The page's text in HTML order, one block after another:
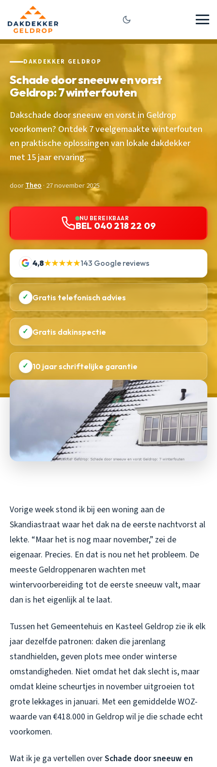
DAKDEKKER GELDROP
Schade door sneeuw en vorst
Geldrop: 7 winterfouten
Dakschade door sneeuw en vorst in Geldrop
voorkomen? Ontdek 7 veelgemaakte winterfouten
en praktische oplossingen van lokale dakdekker
met 15 jaar ervaring.
doorTheo · 27 november 2025
NU BEREIKBAAR
BEL 040 218 22 09
4,8★★★★★143 Google reviews
✓ Gratis telefonisch advies
✓ Gratis dakinspectie
✓ 10 jaar schriftelijke garantie
Vorige week stond ik bij een woning aan de
Skandiastraat waar het dak na de eerste nachtvorst al
lekte. “Maar het is nog maar november,” zei de
eigenaar. Precies. En dat is nou net het probleem. De
meeste Geldroppenaren wachten met
wintervoorbereiding tot de eerste sneeuw valt, maar
dan is het eigenlijk al te laat.
Tussen het Gemeentehuis en Kasteel Geldrop zie ik elk
jaar dezelfde patronen: daken die jarenlang
standhielden, geven plots mee onder winterse
omstandigheden. Niet omdat het dak slecht is, maar
omdat kleine scheurtjes in november uitgroeien tot
grote lekkages in januari. Met een gemiddelde WOZ-
waarde van €418.000 in Geldrop wil je die schade echt
voorkomen.
Wat ik je ga vertellen overSchade door sneeuw en